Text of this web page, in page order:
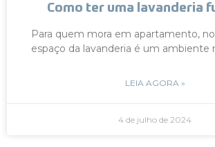
Como ter uma lavanderia
Para quem mora em apartamento,
espaço da lavanderia é um ambiente
LEIA AGORA »
4 de julho de 2024